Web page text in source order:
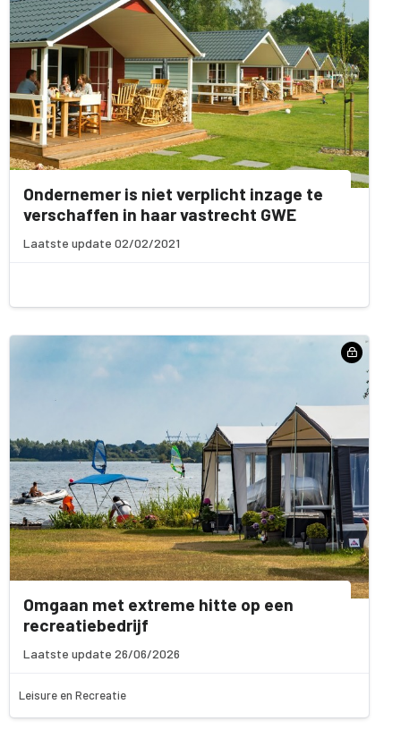
Ondernemer is niet verplicht inzage te
verschaffen in haar vastrecht GWE
Laatste update 02/02/2021
Omgaan met extreme hitte op een
recreatiebedrijf
Laatste update 26/06/2026
Leisure en Recreatie